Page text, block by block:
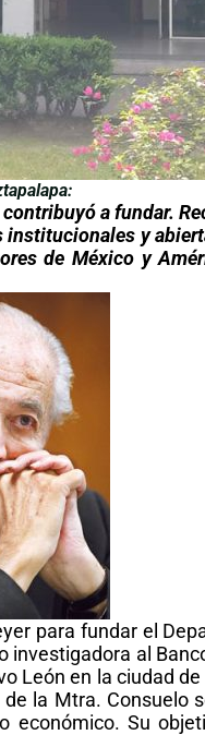
a fundar.
y
de México y
para fundar el
al
León en la ciudad
la Mtra. Consuelo
económico. Su